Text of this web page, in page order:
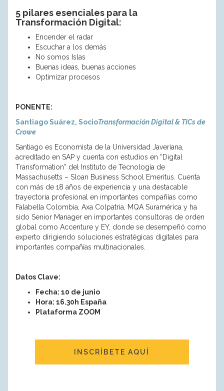
5 pilares esenciales para la
Transformación Digital:
Encender el radar
Escuchar a los demás
No somos Islas
Buenas ideas, buenas acciones
Optimizar procesos
PONENTE:
Santiago Suárez, SocioTransformación Digital & TICs de
Crowe
Santiago es Economista de la Universidad Javeriana,
acreditado en SAP y cuenta con estudios en “Digital
Transformation” del Instituto de Tecnología de
Massachusetts – Sloan Business School Emeritus. Cuenta
con más de 18 años de experiencia y una destacable
trayectoria profesional en importantes compañías como
Falabella Colombia, Axa Colpatria, MQA Suramérica y ha
sido Senior Manager en importantes consultoras de orden
global como Accenture y EY, donde se desempeñó como
experto dirigiendo soluciones estratégicas digitales para
importantes compañías multinacionales.
Datos Clave:
Fecha: 10 de junio
Hora: 16.30h España
Plataforma ZOOM
INSCRÍBETE AQUÍ